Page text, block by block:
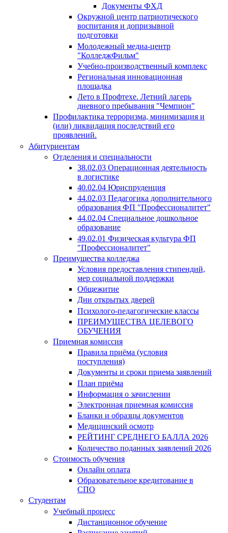
Документы ФХД
Окружной центр патриотического
воспитания и допризывной
подготовки
Молодежный медиа-центр
"КолледжФильм"
Учебно-производственный комплекс
Региональная инновационная
площадка
Лето в Профтехе. Летний лагерь
дневного пребывания "Чемпион"
Профилактика терроризма, минимизация и
(или) ликвидация последствий его
проявлений.
Абитуриентам
Отделения и специальности
38.02.03 Операционная деятельность
в логистике
40.02.04 Юриспруденция
44.02.03 Педагогика дополнительного
образования ФП "Профессионалитет"
44.02.04 Специальное дошкольное
образование
49.02.01 Физическая культура ФП
"Профессионалитет"
Преимущества колледжа
Условия предоставления стипендий,
мер социальной поддержки
Общежитие
Дни открытых дверей
Психолого-педагогические классы
ПРЕИМУЩЕСТВА ЦЕЛЕВОГО
ОБУЧЕНИЯ
Приемная комиссия
Правила приёма (условия
поступления)
Документы и сроки приема заявлений
План приёма
Информация о зачислении
Электронная приемная комиссия
Бланки и образцы документов
Медицинский осмотр
РЕЙТИНГ СРЕДНЕГО БАЛЛА 2026
Количество поданных заявлений 2026
Стоимость обучения
Онлайн оплата
Образовательное кредитование в
СПО
Студентам
Учебный процесс
Дистанционное обучение